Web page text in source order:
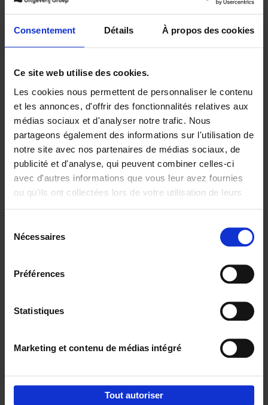
Consentement Détails À propos des cookies
Ce site web utilise des cookies.
Les cookies nous permettent de personnaliser le contenu
et les annonces, d'offrir des fonctionnalités relatives aux
médias sociaux et d'analyser notre trafic. Nous
partageons également des informations sur l'utilisation de
notre site avec nos partenaires de médias sociaux, de
publicité et d'analyse, qui peuvent combiner celles-ci
avec d'autres informations que vous leur avez fournies
ou qu'ils ont collectées lors de votre utilisation de leurs
Nécessaires
Préférences
Statistiques
Marketing et contenu de médias intégré
Tout autoriser
The Offer You Can't
Refuse
Steven Van Belleghem
Couverture souple
2020 256
€37,50
Building Bonds = Building